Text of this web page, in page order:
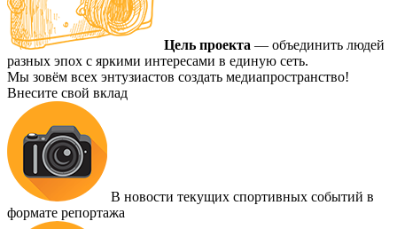
Цель проекта — объединить людей
разных эпох с яркими интересами в единую сеть.
Мы зовём всех энтузиастов создать медиапространство!
Внесите свой вклад
В новости текущих спортивных событий в
формате репортажа